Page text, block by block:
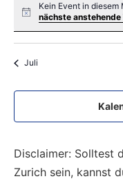
Notice
Kein Event in
nächste
Juli
Disclaimer: Solltest
Zurich sein, kannst